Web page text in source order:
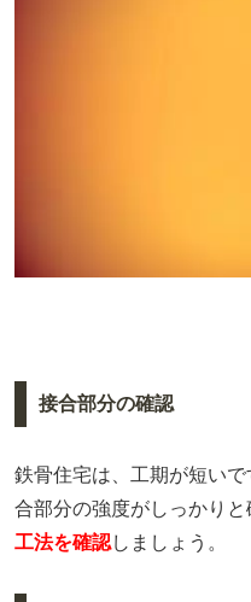
接合部分の確認
鉄骨住宅は、工期が短い
合部分の強度がしっかりと
工法を確認しましょう。